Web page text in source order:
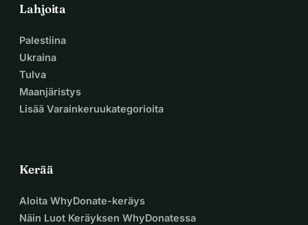
Lahjoita
Palestiina
Ukraina
Tulva
Maanjäristys
Lisää Varainkeruukategorioita
Kerää
Aloita WhyDonate-keräys
Näin Luot Keräyksen WhyDonatessa